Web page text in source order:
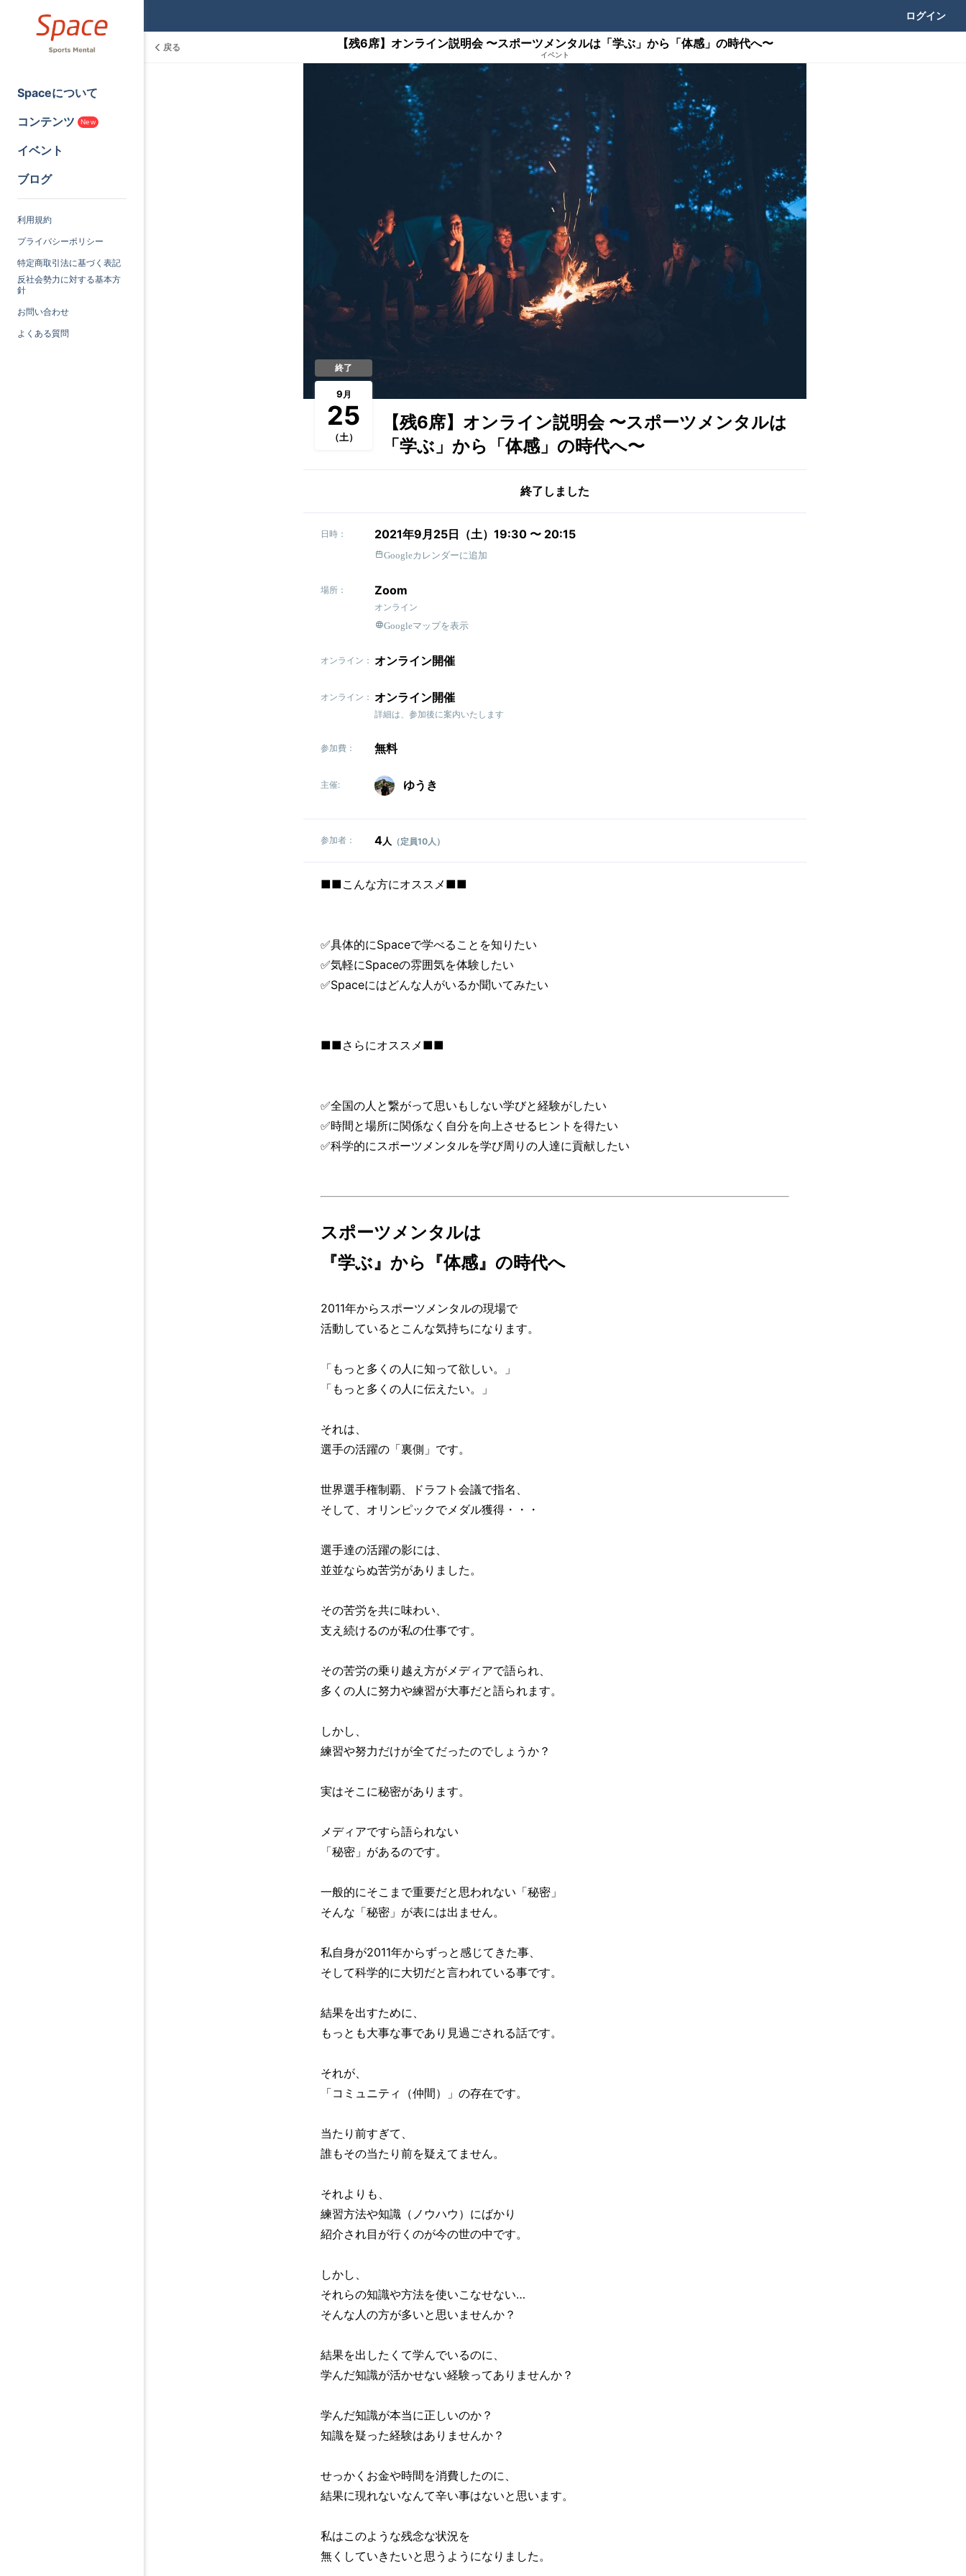
ログイン
Spaceについて
コンテンツ
New
イベント
ブログ
利用規約
プライバシーポリシー
特定商取引法に基づく表記
反社会勢力に対する基本方
針
お問い合わせ
よくある質問
戻る 【残6席】オンライン説明会 〜スポーツメンタルは「学ぶ」から「体感」の時代へ〜
イベント
終了
9 月
25
（土）
【残6席】オンライン説明会 〜スポーツメンタルは
「学ぶ」から「体感」の時代へ〜
終了しました
日時： 2021年9月25日（土）19:30 〜 20:15
Googleカレンダーに追加
場所： Zoom
オンライン
Googleマップを表示
オンライン： オンライン開催
オンライン： オンライン開催
詳細は、参加後に案内いたします
参加費： 無料
主催: ゆうき
参加者： 4人 （定員10人）
■■こんな方にオススメ■■
✅具体的にSpaceで学べることを知りたい
✅気軽にSpaceの雰囲気を体験したい
✅Spaceにはどんな人がいるか聞いてみたい
■■さらにオススメ■■
✅全国の人と繋がって思いもしない学びと経験がしたい
✅時間と場所に関係なく自分を向上させるヒントを得たい
✅科学的にスポーツメンタルを学び周りの人達に貢献したい
スポーツメンタルは
『学ぶ』から『体感』の時代へ
2011年からスポーツメンタルの現場で
活動しているとこんな気持ちになります。
「もっと多くの人に知って欲しい。」
「もっと多くの人に伝えたい。」
それは、
選手の活躍の「裏側」です。
世界選手権制覇、ドラフト会議で指名、
そして、オリンピックでメダル獲得・・・
選手達の活躍の影には、
並並ならぬ苦労がありました。
その苦労を共に味わい、
支え続けるのが私の仕事です。
その苦労の乗り越え方がメディアで語られ、
多くの人に努力や練習が大事だと語られます。
しかし、
練習や努力だけが全てだったのでしょうか？
実はそこに秘密があります。
メディアですら語られない
「秘密」があるのです。
一般的にそこまで重要だと思われない「秘密」
そんな「秘密」が表には出ません。
私自身が2011年からずっと感じてきた事、
そして科学的に大切だと言われている事です。
結果を出すために、
もっとも大事な事であり見過ごされる話です。
それが、
「コミュニティ（仲間）」の存在です。
当たり前すぎて、
誰もその当たり前を疑えてません。
それよりも、
練習方法や知識（ノウハウ）にばかり
紹介され目が行くのが今の世の中です。
しかし、
それらの知識や方法を使いこなせない…
そんな人の方が多いと思いませんか？
結果を出したくて学んでいるのに、
学んだ知識が活かせない経験ってありませんか？
学んだ知識が本当に正しいのか？
知識を疑った経験はありませんか？
せっかくお金や時間を消費したのに、
結果に現れないなんて辛い事はないと思います。
私はこのような残念な状況を
無くしていきたいと思うようになりました。